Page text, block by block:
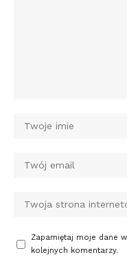
Zapamiętaj moje dane
kolejnych komentarzy.